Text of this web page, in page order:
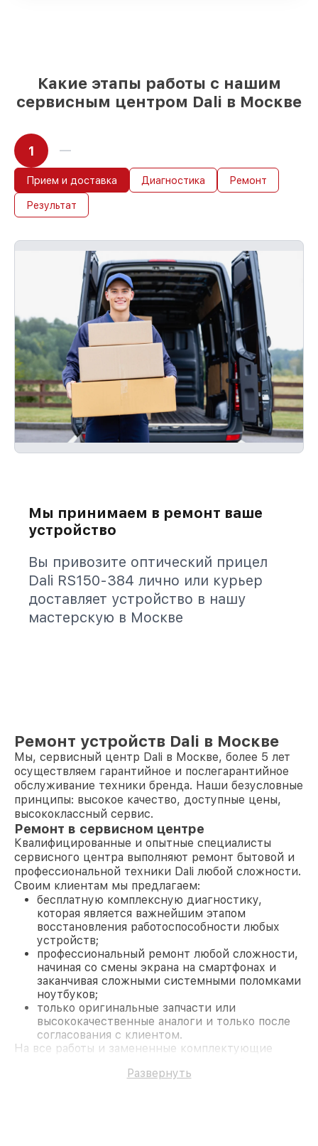
Какие этапы работы с нашим
сервисным центром Dali в Москве
1
Прием и доставка Диагностика Ремонт
Результат
Мы принимаем в ремонт ваше
устройство
Вы привозите оптический прицел
Dali RS150-384 лично или курьер
доставляет устройство в нашу
мастерскую в Москве
Ремонт устройств Dali в Москве
Мы, сервисный центр Dali в Москве, более 5 лет
осуществляем гарантийное и послегарантийное
обслуживание техники бренда. Наши безусловные
принципы: высокое качество, доступные цены,
высококлассный сервис.
Ремонт в сервисном центре
Квалифицированные и опытные специалисты
сервисного центра выполняют ремонт бытовой и
профессиональной техники Dali любой сложности.
Своим клиентам мы предлагаем:
бесплатную комплексную диагностику,
которая является важнейшим этапом
восстановления работоспособности любых
устройств;
профессиональный ремонт любой сложности,
начиная со смены экрана на смартфонах и
заканчивая сложными системными поломками
ноутбуков;
только оригинальные запчасти или
высококачественные аналоги и только после
согласования с клиентом.
На все работы и замененные комплектующие
поломки по условиям гарантии, мы бесплатно
Развернуть